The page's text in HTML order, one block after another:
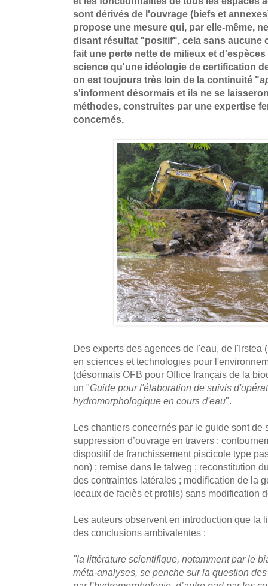
sont dérivés de l'ouvrage (biefs et
propose une mesure qui, par elle-même,
disant résultat "positif", cela sans aucune
fait une perte nette de milieux et
science qu'une idéologie de certification
on est toujours très loin de la continuité "
s'informent désormais et ils ne se
méthodes, construites par une expertise
concernés.
Des experts des agences de l'eau, de l'Irstea
en sciences et technologies pour
(désormais OFB pour Office français de la
un "Guide pour l'élaboration de suivis
hydromorphologique en cours d'eau".
Les chantiers concernés par le guide sont de
suppression d’ouvrage en travers ;
dispositif de franchissement piscicole type
non) ; remise dans le talweg ; reconstitution
des contraintes latérales ; modification de la
locaux de faciès et profils) sans modification
Les auteurs observent en introduction que la
des conclusions ambivalentes :
"la littérature scientifique, notamment par le
méta-analyses, se penche sur la question